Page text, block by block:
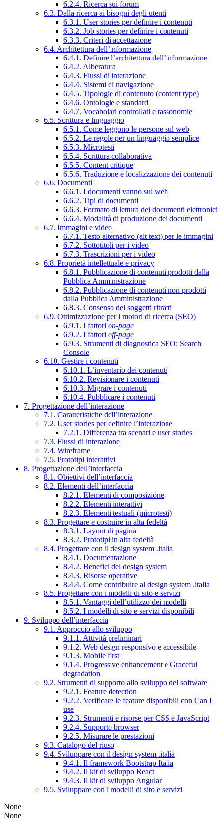
6.2.4. Ricerca sui forum
6.3. Dalla ricerca ai bisogni degli utenti
6.3.1. User stories per definire i contenuti
6.3.2. Job stories per definire i contenuti
6.3.3. Criteri di accettazione
6.4. Architettura dell’informazione
6.4.1. Definire l’architettura dell’informazione
6.4.2. Alberatura
6.4.3. Flussi di interazione
6.4.4. Sistemi di navigazione
6.4.5. Tipologie di contenuto (content type)
6.4.6. Ontologie e standard
6.4.7. Vocabolari controllati e tassonomie
6.5. Scrittura e linguaggio
6.5.1. Come leggono le persone sul web
6.5.2. Le regole per un linguaggio semplice
6.5.3. Microtesti
6.5.4. Scrittura collaborativa
6.5.5. Content critique
6.5.6. Traduzione e localizzazione dei contenuti
6.6. Documenti
6.6.1. I documenti vanno sul web
6.6.2. Tipi di documenti
6.6.3. Formato di lettura dei documenti elettronici
6.6.4. Modalità di produzione dei documenti
6.7. Immagini e video
6.7.1. Testo alternativo (alt text) per le immagini
6.7.2. Sottotitoli per i video
6.7.3. Trascrizioni per i video
6.8. Proprietà intellettuale e privacy
6.8.1. Pubblicazione di contenuti prodotti dalla
Pubblica Amministrazione
6.8.2. Pubblicazione di contenuti non prodotti
dalla Pubblica Amministrazione
6.8.3. Consenso dei soggetti ritratti
6.9. Ottimizzazione per i motori di ricerca (SEO)
6.9.1. I fattori on-page
6.9.2. I fattori off-page
6.9.3. Strumenti di diagnostica SEO: Search
Console
6.10. Gestire i contenuti
6.10.1. L’inventario dei contenuti
6.10.2. Revisionare i contenuti
6.10.3. Migrare i contenuti
6.10.4. Pubblicare i contenuti
7. Progettazione dell’interazione
7.1. Caratteristiche dell’interazione
7.2. User stories per definire l’interazione
7.2.1. Differenza tra scenari e user stories
7.3. Flussi di interazione
7.4. Wireframe
7.5. Prototipi interattivi
8. Progettazione dell’interfaccia
8.1. Obiettivi dell’interfaccia
8.2. Elementi dell’interfaccia
8.2.1. Elementi di composizione
8.2.2. Elementi interattivi
8.2.3. Elementi testuali (microtesti)
8.3. Progettare e costruire in alta fedeltà
8.3.1. Layout di pagina
8.3.2. Prototipi in alta fedeltà
8.4. Progettare con il design system .italia
8.4.1. Documentazione
8.4.2. Benefici del design system
8.4.3. Risorse operative
8.4.4. Come contribuire al design system .italia
8.5. Progettare con i modelli di sito e servizi
8.5.1. Vantaggi dell’utilizzo dei modelli
8.5.2. I modelli di sito e servizi disponibili
9. Sviluppo dell’interfaccia
9.1. Approccio allo sviluppo
9.1.1. Attività preliminari
9.1.2. Web design responsivo e accessibile
9.1.3. Mobile first
9.1.4. Progressive enhancement e Graceful
degradation
9.2. Strumenti di supporto allo sviluppo del software
9.2.1. Feature detection
9.2.2. Verificare le feature disponibili con Can I
use
9.2.3. Strumenti e risorse per CSS e JavaScript
9.2.4. Supporto browser
9.2.5. Misurare le prestazioni
9.3. Catalogo del riuso
9.4. Sviluppare con il design system .italia
9.4.1. Il framework Bootstrap Italia
9.4.2. Il kit di sviluppo React
9.4.3. Il kit di sviluppo Angular
9.5. Sviluppare con i modelli di sito e servizi
None
None